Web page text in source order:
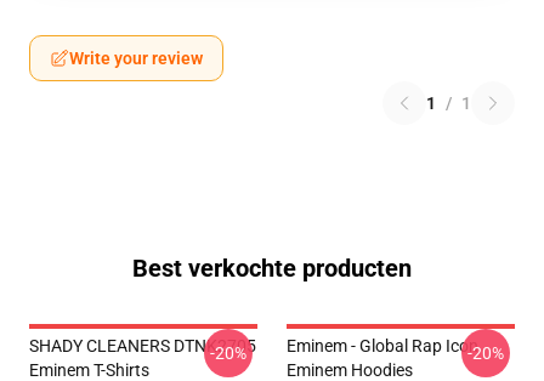
Write your review
1 / 1
Best verkochte producten
SHADY CLEANERS DTNK2705
Eminem T-Shirts
-20%
Eminem - Global Rap Icon
Eminem Hoodies
-20%